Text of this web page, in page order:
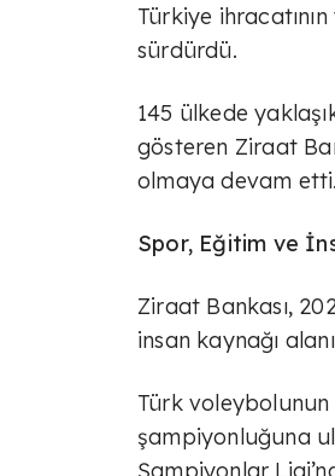
Türkiye
sürdürdü.
145 ülkede
gösteren Ziraat
olmaya devam etti.
Spor, Eğitim ve
Ziraat Bankası,
insan kaynağı
Türk
şampiyonluğuna
Şampiyonlar